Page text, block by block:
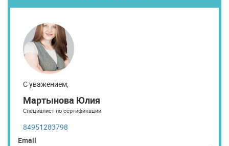
С уважением,
Мартынова Юлия
Специалист по сертификации
84951283798
Email